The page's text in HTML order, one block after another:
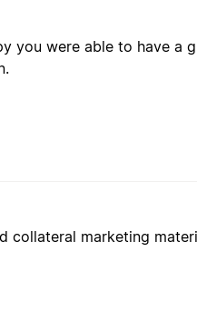
you were able to have a
collateral marketing